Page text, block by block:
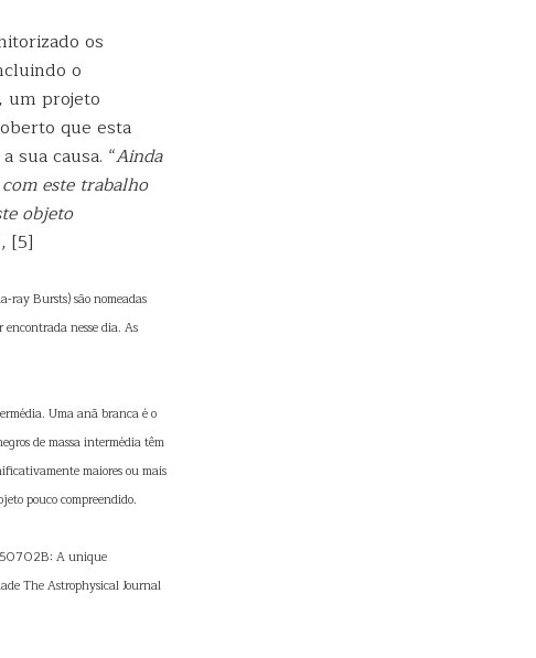
os
o
um projeto
que esta
sua causa. “Ainda
este trabalho
objeto
[5]
ray Bursts) são nomeadas
nesse dia. As
Uma anã branca é o
de massa intermédia têm
maiores ou mais
pouco compreendido.
A unique
The Astrophysical Journal